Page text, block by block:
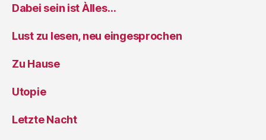
Dabei sein ist Àlles…
Lust zu lesen, neu eingesprochen
Zu Hause
Utopie
Letzte Nacht